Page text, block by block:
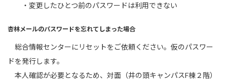
・変更したひとつ前のパスワードは利用できない
杏林メールのパスワードを忘れてしまった場合
総合情報センターにリセットをご依頼ください。仮のパスワー
ドを発行します。
本人確認が必要となるため、対面（井の頭キャンパスF棟２階）